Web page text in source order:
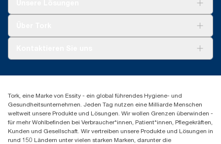
Spenderreklamation
+41 (0)848/810152
Essity Switzerland AG
Parkstraße 1b
6214 Schenkon
Mo-Do 8:00-16:30 | Fr 8:00-15:00
GLN: 7609999000928
Tork, eine Marke von Essity - ein global führendes Hygiene- und
Gesundheitsunternehmen. Jeden Tag nutzen eine Milliarde Menschen
weltweit unsere Produkte und Lösungen. Wir wollen Grenzen überwinden -
für mehr Wohlbefinden bei Verbraucher*innen, Patient*innen, Pflegekräften,
Kunden und Gesellschaft. Wir vertreiben unsere Produkte und Lösungen in
rund 150 Ländern unter vielen starken Marken, darunter die